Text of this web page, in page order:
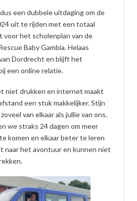
een dubbele uitdaging om de
uit te rijden met een totaal
voor het scholenplan van de
Baby Gambia. Helaas
Dordrecht en blijft het
een online relatie.
niet drukken en internet maakt
een stuk makkelijker. Stijn
van elkaar als jullie van ons.
we straks 24 dagen om meer
komen en elkaar beter te leren
naar het avontuur en kunnen niet